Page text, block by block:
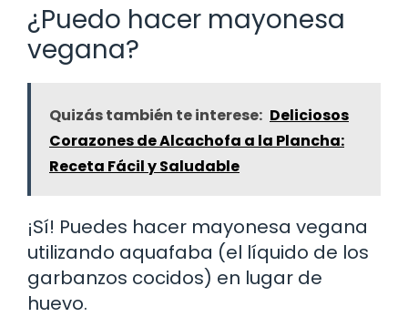
¿Puedo hacer mayonesa
vegana?
Quizás también te interese: Deliciosos
Corazones de Alcachofa a la Plancha:
Receta Fácil y Saludable
¡Sí! Puedes hacer mayonesa vegana
utilizando aquafaba (el líquido de los
garbanzos cocidos) en lugar de
huevo.